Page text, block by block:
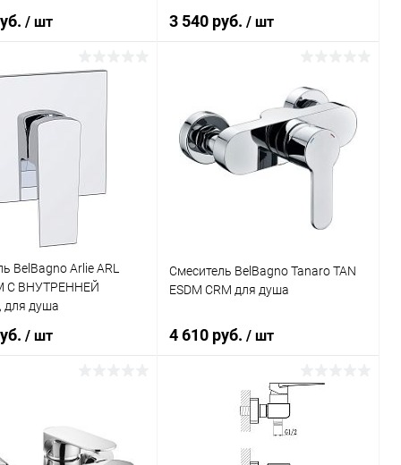
/ шт
в 1 клик
3 540 руб./ шт
В корзину
Купить в 1 клик Сравнение
В избранное Под заказ
BelBagno Arlie ARL
С ВНУТРЕННЕЙ
душа
/ шт
в 1 клик Сравнение
Смеситель BelBagno Tanaro TAN
ESDM CRM для душа
4 610 руб./ шт
В корзину
Купить в 1 клик